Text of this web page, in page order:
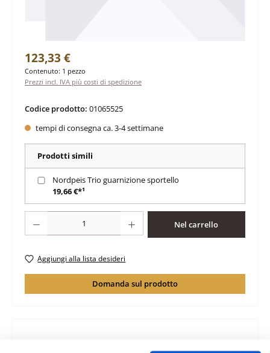
Prezzo normale:
123,33 €
Contenuto: 1 pezzo
Prezzi incl. IVA più costi di spedizione
Codice prodotto: 01065525
tempi di consegna ca. 3-4 settimane
Prodotti simili
Nordpeis Trio guarnizione sportello
19,66 €*¹
Nel carrello
Aggiungi alla lista desideri
Domanda sul prodotto